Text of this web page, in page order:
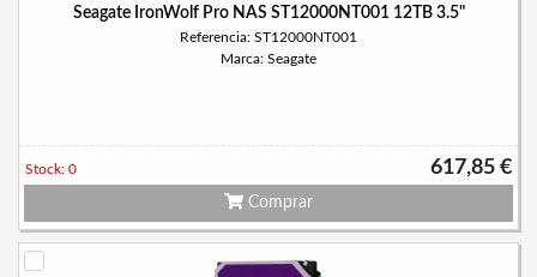
Seagate IronWolf Pro NAS ST12000NT001 12TB 3.5"
Referencia: ST12000NT001
Marca: Seagate
617,85 €
Stock: 0
Comprar